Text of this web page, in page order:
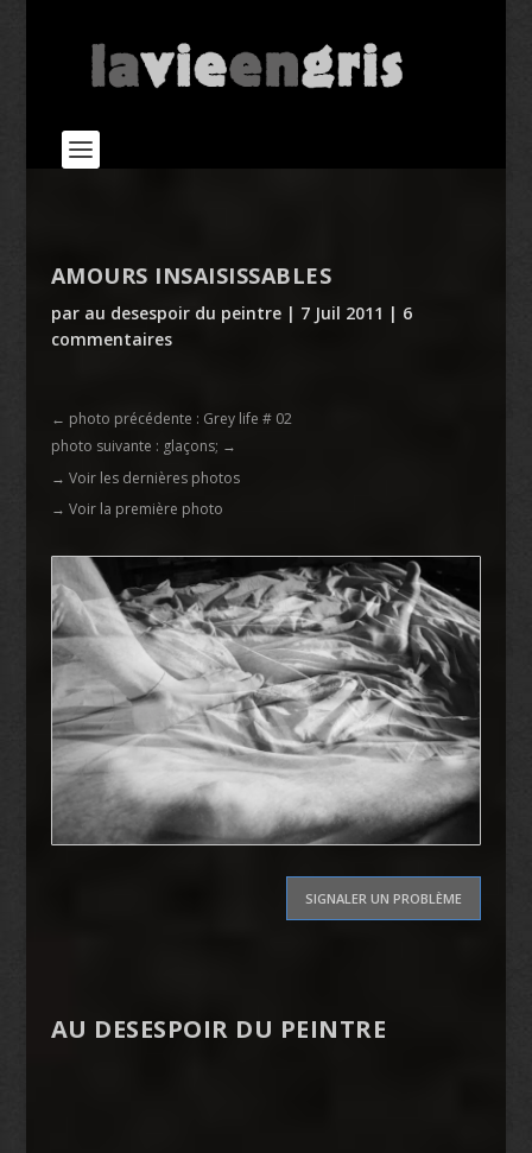
AMOURS INSAISISSABLES
par au desespoir du peintre| 7 Juil 2011 | 6
commentaires
← photo précédente : Grey life # 02
photo suivante : glaçons; →
→ Voir les dernières photos
→ Voir la première photo
SIGNALER UN PROBLÈME
AU DESESPOIR DU PEINTRE